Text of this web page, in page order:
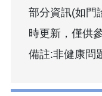
部分資訊(如門
時更新，僅供參
備註:非健康問